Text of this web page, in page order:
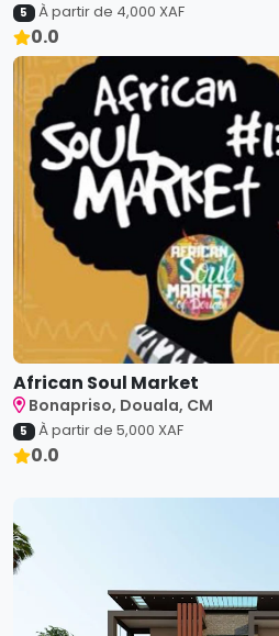
5 À partir de 4,000 XAF
0.0
African Soul Market
Bonapriso, Douala, CM
5 À partir de 5,000 XAF
0.0